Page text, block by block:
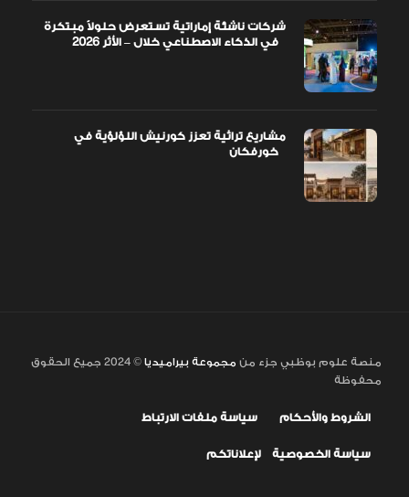
شركات ناشئة إماراتية تستعرض حلولاً مبتكرة
مشاريع تراثية تعزز كورنيش اللؤلؤية في
منصة علوم بوظبي جزء من مجموعة بيراميديا
© 2024 جميع الحقوق
محفوظة
الشروط والأحكام سياسة ملفات الارتباط
سياسة الخصوصية لإعلاناتكم